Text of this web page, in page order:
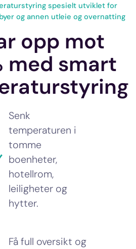
spesielt utviklet for
og annen utleie og overnatting
opp mot
med smart
Senk
temperaturen i
tomme
boenheter,
hotellrom,
leiligheter og
hytter.
Få full oversikt og